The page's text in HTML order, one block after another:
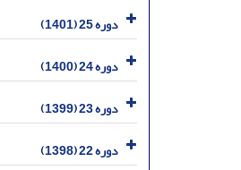
دوره 25 (1401)
دوره 24 (1400)
دوره 23 (1399)
دوره 22 (1398)